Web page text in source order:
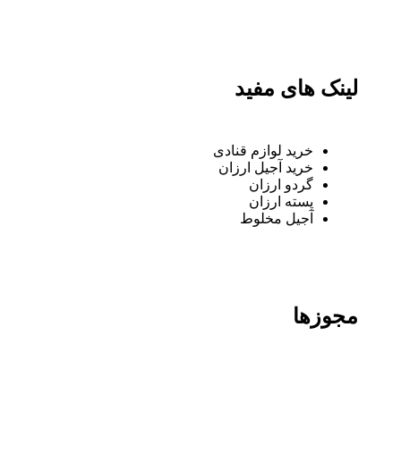
لینک های مفید
خرید لوازم قنادی
خرید آجیل ارزان
گردو ارزان
پسته ارزان
آجیل مخلوط
مجوزها